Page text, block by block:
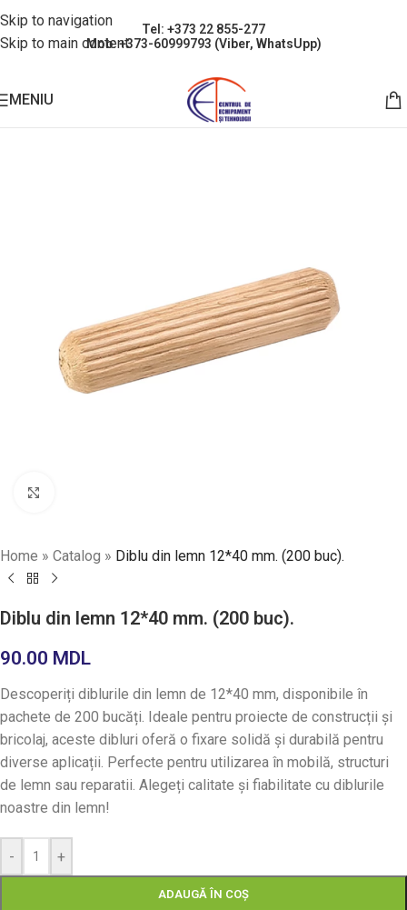
Skip to navigation
Skip to main content
Tel: +373 22 855-277
Mob: +373-60999793 (Viber, WhatsUpp)
MENIU
Home » Catalog » Diblu din lemn 12*40 mm. (200 buc).
Diblu din lemn 12*40 mm. (200 buc).
90.00 MDL
Descoperiți diblurile din lemn de 12*40 mm, disponibile în
pachete de 200 bucăți. Ideale pentru proiecte de construcții și
bricolaj, aceste dibluri oferă o fixare solidă și durabilă pentru
diverse aplicații. Perfecte pentru utilizarea în mobilă, structuri
de lemn sau reparatii. Alegeți calitate și fiabilitate cu diblurile
noastre din lemn!
- +
ADAUGĂ ÎN COȘ